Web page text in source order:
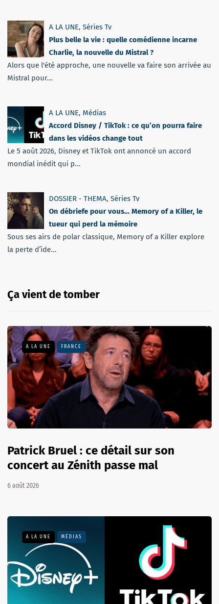
A LA UNE, Séries Tv
Plus belle la vie : quelle comédienne incarne
Charlie, la nouvelle du Mistral ?
Alors que l'été approche, une nouvelle va faire son arrivée au
Mistral pour...
A LA UNE, Médias
Accord Disney / TikTok : ce qu’on pourra faire
dans les vidéos change tout
Le 5 août 2026, Disney et TikTok ont annoncé un accord
mondial inédit qui p...
DOSSIER - THEMA, Séries Tv
On débriefe pour vous… Memory of a Killer, le
tueur qui perd la mémoire
Sous ses airs de polar classique, Memory of a Killer explore
la perte d’ide...
Ça vient de tomber
A LA UNE FRANCE
Patrick Bruel : ce détail sur son
concert au Zénith passe mal
6 août 2026
A LA UNE MÉDIAS